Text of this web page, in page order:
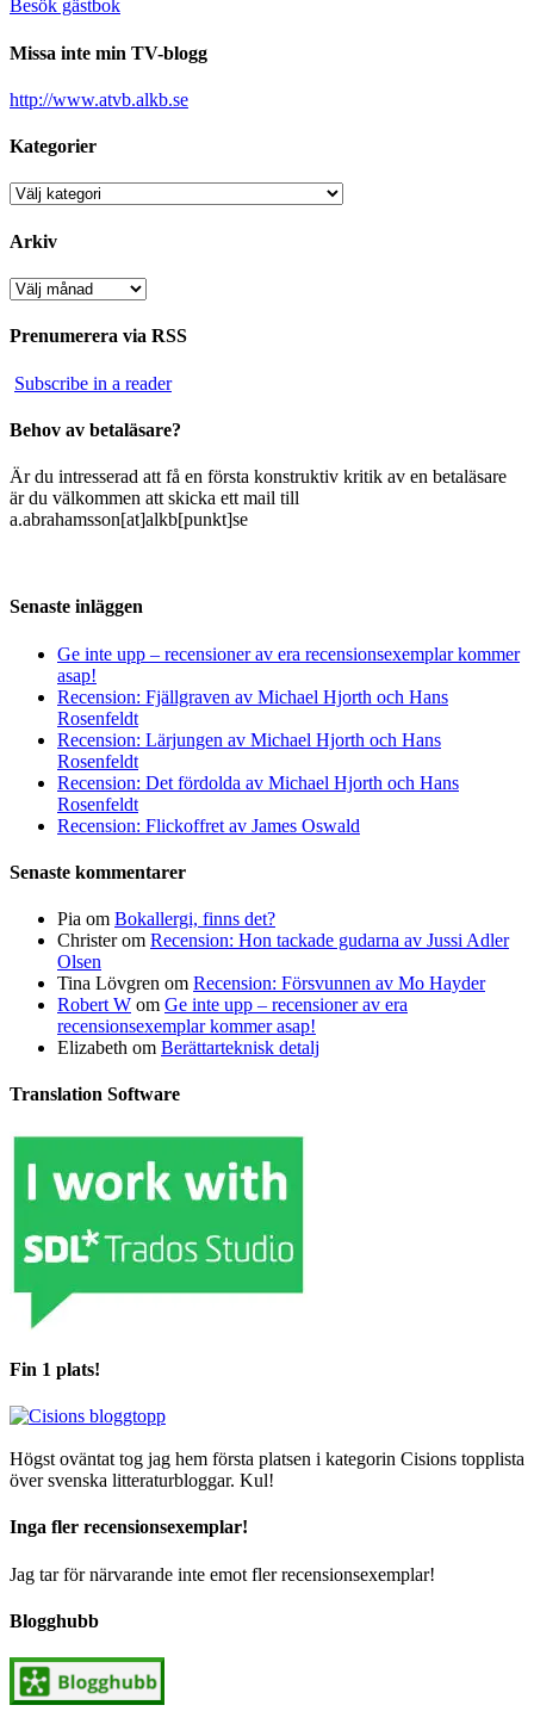
Besök gästbok
Missa inte min TV-blogg
http://www.atvb.alkb.se
Kategorier
Kategorier
Arkiv
Arkiv
Prenumerera via RSS
Subscribe in a reader
Behov av betaläsare?
Är du intresserad att få en första konstruktiv kritik av en betaläsare
är du välkommen att skicka ett mail till
a.abrahamsson[at]alkb[punkt]se
Senaste inläggen
Ge inte upp – recensioner av era recensionsexemplar kommer
asap!
Recension: Fjällgraven av Michael Hjorth och Hans
Rosenfeldt
Recension: Lärjungen av Michael Hjorth och Hans
Rosenfeldt
Recension: Det fördolda av Michael Hjorth och Hans
Rosenfeldt
Recension: Flickoffret av James Oswald
Senaste kommentarer
Pia om Bokallergi, finns det?
Christerom Recension: Hon tackade gudarna av Jussi Adler
Olsen
Tina Lövgren om Recension: Försvunnen av Mo Hayder
Robert W om Ge inte upp – recensioner av era
recensionsexemplar kommer asap!
Elizabeth om Berättarteknisk detalj
Translation Software
Fin 1 plats!
Högst oväntat tog jag hem första platsen i kategorin Cisions topplista
över svenska litteraturbloggar. Kul!
Inga fler recensionsexemplar!
Jag tar för närvarande inte emot fler recensionsexemplar!
Blogghubb